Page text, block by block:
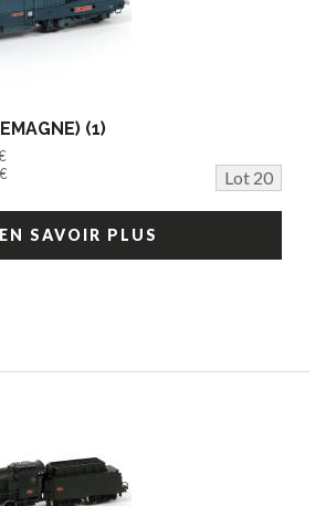
(1)
Lot 20
EN SAVOIR PLUS